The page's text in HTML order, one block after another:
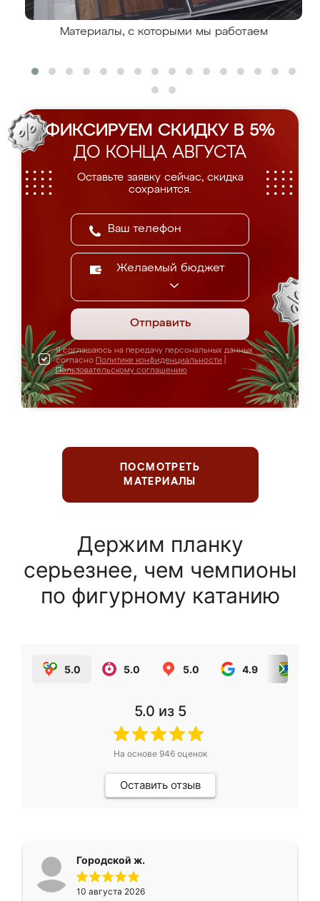
Материалы, с которыми мы работаем
ФИКСИРУЕМ СКИДКУ В 5%
ДО КОНЦА АВГУСТА
Оставьте заявку сейчас, скидка
сохранится.
Желаемый бюджет
Отправить
Я соглашаюсь на передачу персональных данных
согласно Политике конфиденциальности
Пользовательскому соглашению
ПОСМОТРЕТЬ
МАТЕРИАЛЫ
Держим планку
серьезнее, чем чемпионы
по фигурному катанию
5.0 5.0 5.0 4.9
5.0 из 5
На основе 946оценок
Оставить отзыв
Городской ж.
10 августа 2026